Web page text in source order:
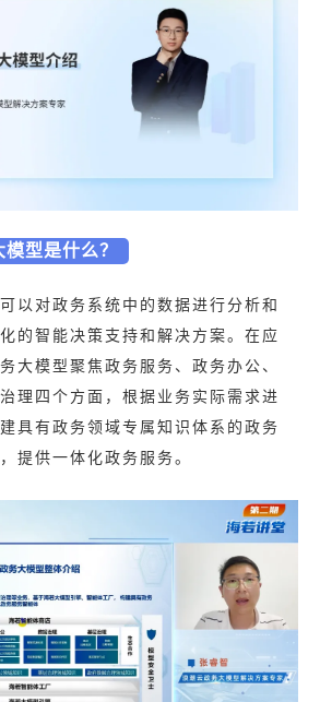
型是什么？
以对政务系统中的数据进行分析和
的智能决策支持和解决方案。在应
大模型聚焦政务服务、政务办公、
理四个方面，根据业务实际需求进
具有政务领域专属知识体系的政务
提供一体化政务服务。